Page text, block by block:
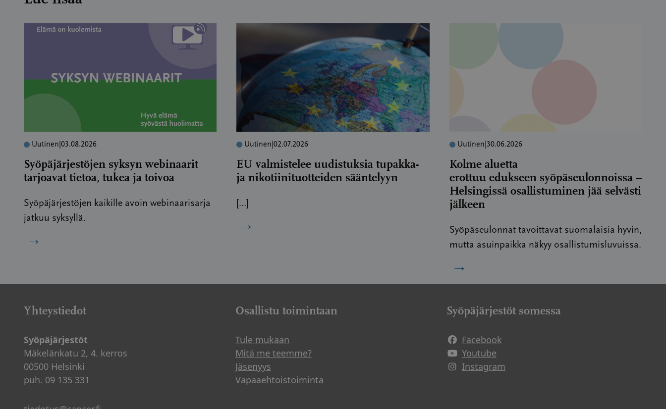
Uutinen 03.08.2026
Syöpäjärjestöjen syksyn webinaarit
tarjoavat tietoa, tukea ja toivoa
Syöpäjärjestöjen kaikille avoin webinaarisarja
jatkuu syksyllä.
→
Uutinen |02.07.2026
EU valmistelee uudistuksia tupakka-
ja nikotiinituotteiden sääntelyyn
[…]
→
Uutinen 30.06.2026
Kolme aluetta
erottuu edukseen syöpäseulonnoissa –
Helsingissä osallistuminen jää selvästi
jälkeen
Syöpäseulonnat tavoittavat suomalaisia hyvin,
mutta asuinpaikka näkyy osallistumisluvuissa.
→
Yhteystiedot
Syöpäjärjestöt
Mäkelänkatu 2, 4. kerros
00500 Helsinki
puh. 09 135 331
Osallistu toimintaan
Tule mukaan
Mitä me teemme?
Jäsenyys
Vapaaehtoistoiminta
Syöpäjärjestöt somessa
Facebook
Avautuu uuteen ikkunaan
Youtube
Avautuu uuteen ikkunaan
Instagram
Avautuu uuteen ikkunaan